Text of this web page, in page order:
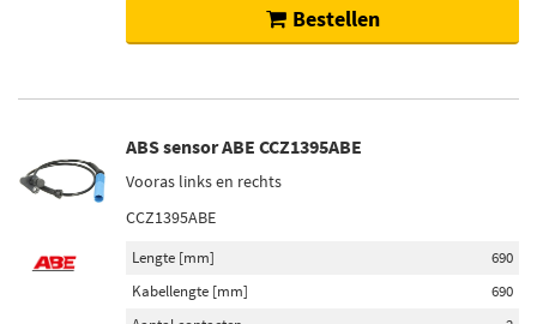
Bestellen
ABS sensor ABE CCZ1395ABE
Vooras links en rechts
CCZ1395ABE
Lengte [mm]
690
Kabellengte [mm]
690